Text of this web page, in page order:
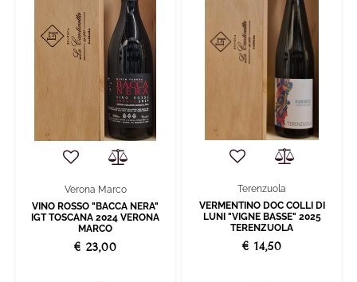
Verona Marco
VINO ROSSO "BACCA NERA"
IGT TOSCANA 2024 VERONA
MARCO
€ 23,00
Terenzuola
VERMENTINO DOC COLLI DI
LUNI "VIGNE BASSE" 2025
TERENZUOLA
€ 14,50